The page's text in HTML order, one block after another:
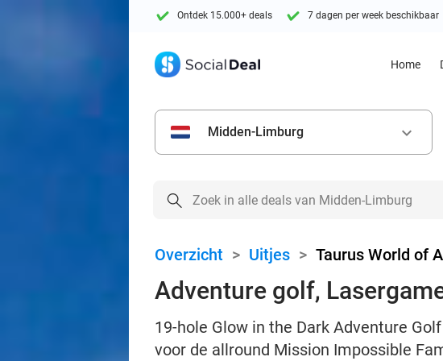
Ontdek 15.000+ deals 7 dagen per week beschikbaar
Home
Midden-Limburg keyboard_arrow_down
Overzicht > Uitjes > Taurus World of
Adventure golf,
19-hole Glow in the Dark Adventure
voor de allround Mission Impossible